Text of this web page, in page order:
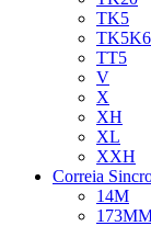
TK5
TK5K6
TT5
V
X
XH
XL
XXH
Correia
14M